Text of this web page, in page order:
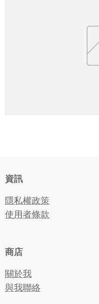
資訊
隱私權政策
使用者條款
商店
關於我
與我聯絡